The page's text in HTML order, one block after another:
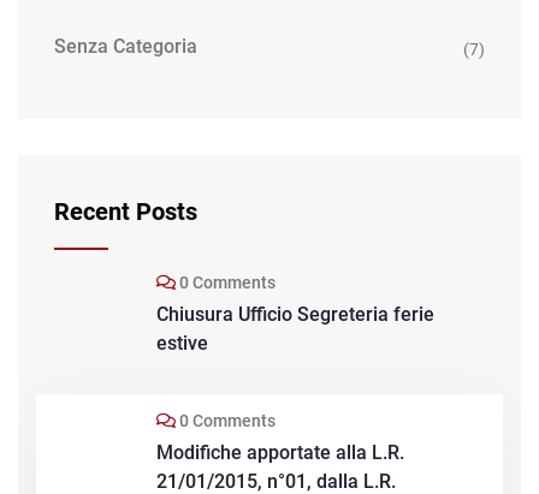
Senza Categoria (7)
Recent Posts
0 Comments
Chiusura Ufficio Segreteria ferie
estive
0 Comments
Modifiche apportate alla L.R.
21/01/2015, n°01, dalla L.R.